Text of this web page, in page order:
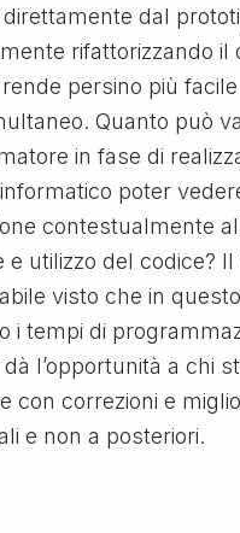
dal
rifattorizzando il
persino più
Quanto può
in fase di
poter
contestualmente
e utilizzo del codice?
visto che in
i tempi di
l’opportunità a chi
con correzioni e
e non a posteriori.